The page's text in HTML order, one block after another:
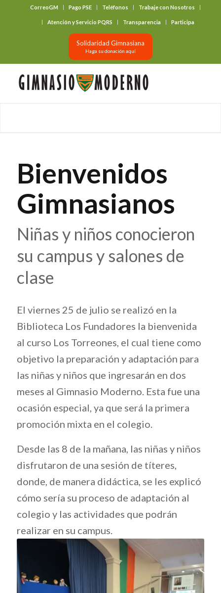
CorreoGM Pago PSE Teléfonos Trabaje con Nosotros
Atención y Servicio PQRS Transparencia Participa
Solidaridad Gimnasiana
Haga su donación aquí
Bienvenidos
Gimnasianos
Niñas y niños conocieron
su campus y salones de
clase
El viernes 25 de julio se realizó en la
Biblioteca Los Fundadores la bienvenida
al curso Los Torreones, el cual tiene como
objetivo la preparación y adaptación para
las niñas y niños que ingresarán en dos
meses al Gimnasio Moderno. Esta fue una
ocasión especial, ya que será la primera
promoción mixta en el colegio.
Desde las 8 de la mañana, las niñas y niños
disfrutaron de una sesión de títeres,
donde, de manera didáctica, se les explicó
cómo sería su proceso de adaptación al
colegio y las actividades que podrán
realizar en su campus.